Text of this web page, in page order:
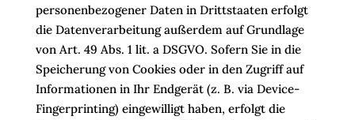
personenbezogener Daten in Drittstaaten erfolgt
die Datenverarbeitung außerdem auf Grundlage
von Art. 49 Abs. 1 lit. a DSGVO. Sofern Sie in die
Speicherung von Cookies oder in den Zugriff auf
Informationen in Ihr Endgerät (z. B. via Device-
Fingerprinting) eingewilligt haben, erfolgt die